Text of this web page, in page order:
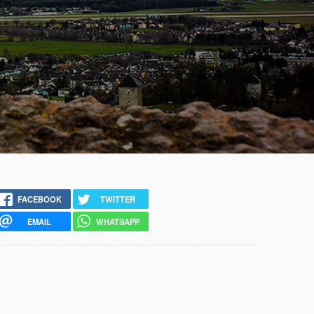
FACEBOOK
TWITTER
EMAIL
WHATSAPP